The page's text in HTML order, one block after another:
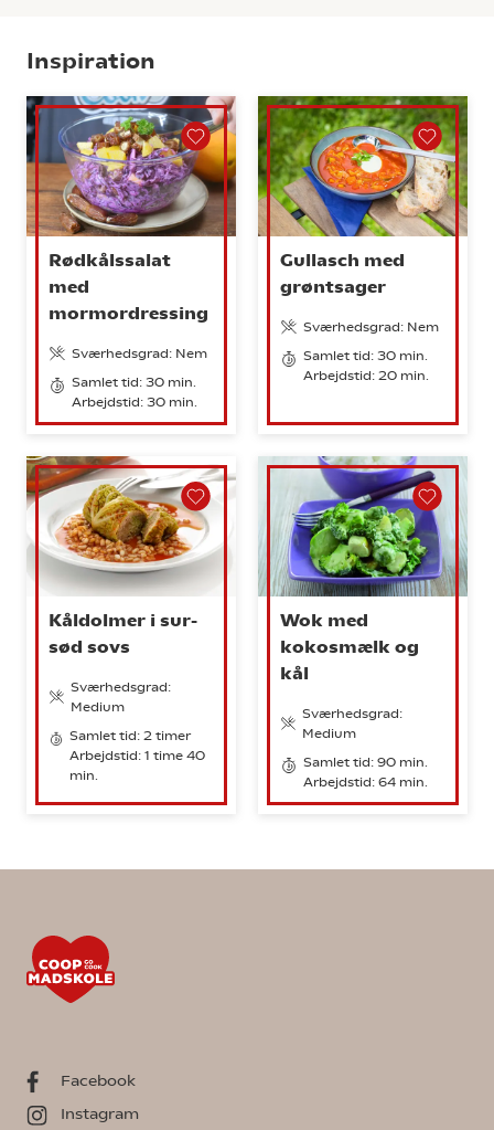
Inspiration
Rødkålssalat
med
mormordressing
Sværhedsgrad: Nem
Samlet tid: 30 min.
Arbejdstid: 30 min.
Gullasch med
grøntsager
Sværhedsgrad: Nem
Samlet tid: 30 min.
Arbejdstid: 20 min.
Kåldolmer i sur-
sød sovs
Sværhedsgrad:
Medium
Samlet tid: 2 timer
Arbejdstid: 1 time 40
min.
Wok med
kokosmælk og
kål
Sværhedsgrad:
Medium
Samlet tid: 90 min.
Arbejdstid: 64 min.
Facebook
Instagram